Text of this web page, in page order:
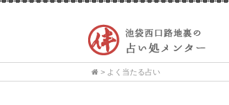
> よく当たる占い